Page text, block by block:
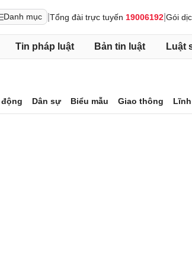
Danh mục Tổng đài trực tuyến 19006192 Gói
Tin pháp luật Bản tin luật Luật
Dân sự Biểu mẫu Giao thông